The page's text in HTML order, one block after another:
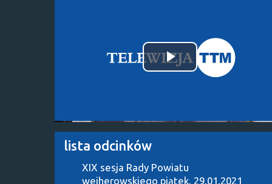
Odtwórz
lista odcinków
XIX sesja Rady Powiatu
wejherowskiego piątek, 29.01.2021